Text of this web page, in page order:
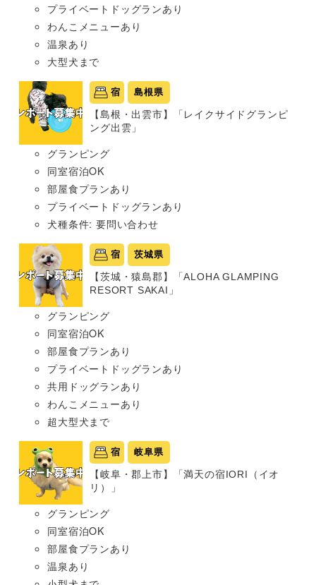
プライベートドッグランあり
わんこメニューあり
温泉あり
大型犬まで
宿 島根県
【島根・出雲市】「レイクサイドグランピ
ング出雲」
グランピング
同室宿泊OK
部屋食プランあり
プライベートドッグランあり
犬種条件: 要問い合わせ
宿 茨城県
【茨城・猿島郡】「ALOHA GLAMPING
RESORT SAKAI」
グランピング
同室宿泊OK
部屋食プランあり
プライベートドッグランあり
共用ドッグランあり
わんこメニューあり
超大型犬まで
宿 岐阜県
【岐阜・郡上市】「満天の宿IORI（イオ
リ）」
グランピング
同室宿泊OK
部屋食プランあり
温泉あり